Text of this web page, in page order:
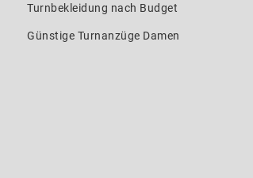
Turnbekleidung nach Budget
Günstige Turnanzüge Damen